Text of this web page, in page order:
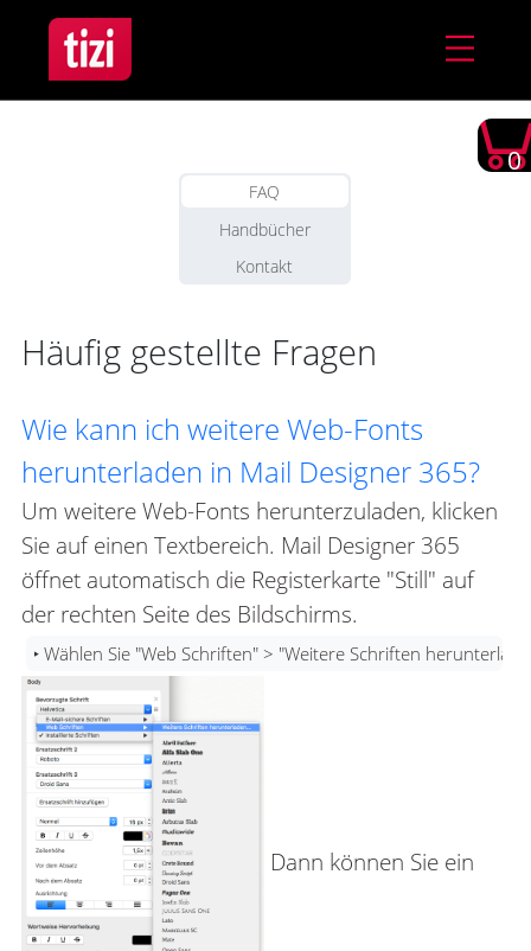
0
FAQ
Handbücher
Kontakt
Häufig gestellte Fragen
Wie kann ich weitere Web-Fonts
herunterladen in Mail Designer 365?
Um weitere Web-Fonts herunterzuladen, klicken
Sie auf einen Textbereich. Mail Designer 365
öffnet automatisch die Registerkarte "Still" auf
der rechten Seite des Bildschirms.
‣ Wählen Sie "Web Schriften" > "Weitere Schriften
Dann können Sie ein